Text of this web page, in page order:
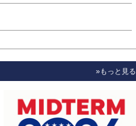
»もっと見る